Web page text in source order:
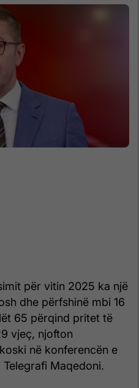
për vitin 2025 ka një
dhe përfshinë mbi 16
65 përqind pritet të
vjeç, njofton
në konferencën e
Maqedoni.